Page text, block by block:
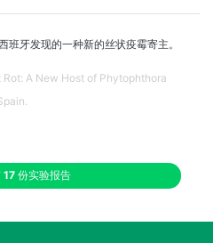
班牙发现的一种新的丝状疫霉寄主。
A New Host of Phytophthora
17份实验报告